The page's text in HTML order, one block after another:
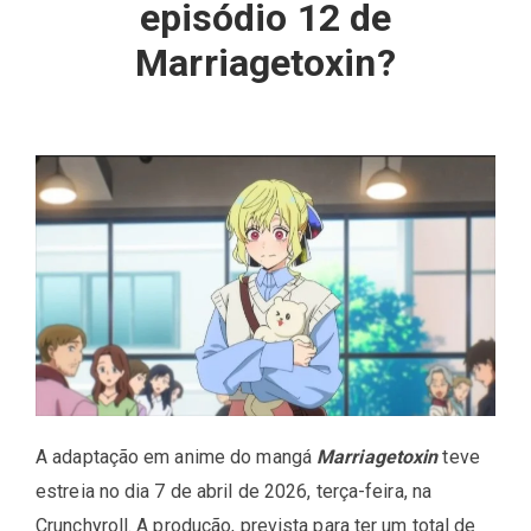
episódio 12 de
Marriagetoxin?
A adaptação em anime do mangá Marriagetoxinteve
estreia no dia 7 de abril de 2026, terça-feira, na
Crunchyroll. A produção, prevista para ter um total de